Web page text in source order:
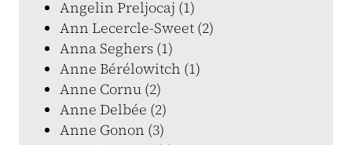
Angelin Preljocaj (1)
Ann Lecercle-Sweet (2)
Anna Seghers (1)
Anne Bérélowitch (1)
Anne Cornu (2)
Anne Delbée (2)
Anne Gonon (3)